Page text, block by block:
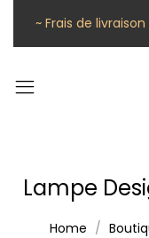
~ Frais de
Lampe
Home